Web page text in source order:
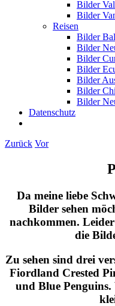
Bilder
Bilder
Reisen
Bilder
Bilder
Bilder
Bilder
Bilder
Bilder
Bilder
Datenschutz
Zurück Vor
Da meine liebe
Bilder sehen
nachkommen.
die
Zu sehen sind drei
Fiordland Crested
und Blue Penguins.